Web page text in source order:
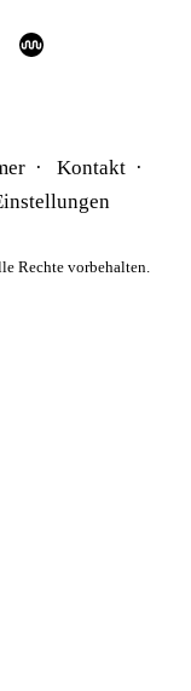
Kontakt
Rechte vorbehalten.